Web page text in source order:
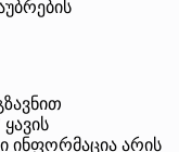
ინფორმაცია არის